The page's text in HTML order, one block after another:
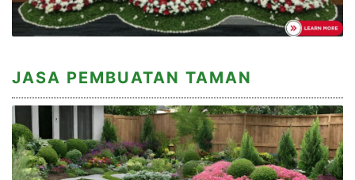
JASA PEMBUATAN TAMAN